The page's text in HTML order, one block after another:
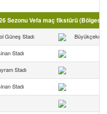
Sezonu Vefa maç fikstürü
Güneş Stadı
Stadı
Stadı
Stadı